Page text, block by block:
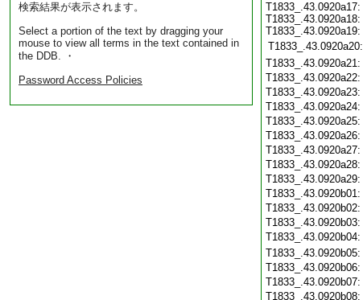
検索結果が表示されます。
Select a portion of the text by dragging your
mouse to view all terms in the text contained in
the DDB. ・
Password Access Policies
T1833_.43.0920a17:
T1833_.43.0920a18:
T1833_.43.0920a19:
T1833_.43.0920a20:
T1833_.43.0920a21:
T1833_.43.0920a22:
T1833_.43.0920a23:
T1833_.43.0920a24:
T1833_.43.0920a25:
T1833_.43.0920a26:
T1833_.43.0920a27:
T1833_.43.0920a28:
T1833_.43.0920a29:
T1833_.43.0920b01:
T1833_.43.0920b02:
T1833_.43.0920b03:
T1833_.43.0920b04:
T1833_.43.0920b05:
T1833_.43.0920b06:
T1833_.43.0920b07:
T1833_.43.0920b08: